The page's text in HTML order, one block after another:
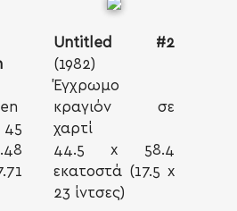
Untitled #2
(1982)
Έγχρωμο
κραγιόν σε
χαρτί
44.5 x 58.4
εκατοστά (17.5 x
23 ίντσες)